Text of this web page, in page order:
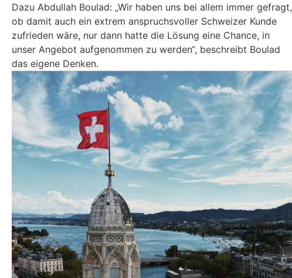
Dazu Abdullah Boulad: „Wir haben uns bei allem immer gefragt,
ob damit auch ein extrem anspruchsvoller Schweizer Kunde
zufrieden wäre, nur dann hatte die Lösung eine Chance, in
unser Angebot aufgenommen zu werden“, beschreibt Boulad
das eigene Denken.